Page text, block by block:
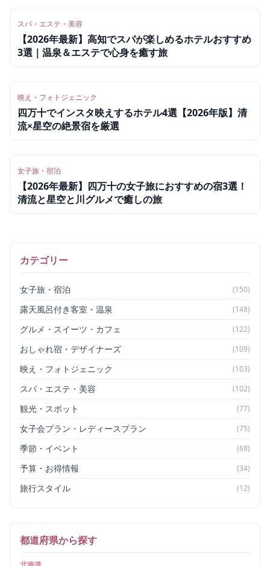
スパ・エステ・美容
【2026年最新】高知でスパが楽しめるホテルおすすめ
3選｜温泉＆エステで心身を癒す旅
映え・フォトジェニック
四万十でインスタ映えするホテル4選【2026年版】清
流×星空の絶景宿を厳選
女子旅・宿泊
【2026年最新】四万十の女子旅におすすめの宿3選！
清流と星空と川グルメで癒しの旅
カテゴリー
女子旅・宿泊 (150)
露天風呂付き客室・温泉 (148)
グルメ・スイーツ・カフェ (122)
おしゃれ宿・デザイナーズ (109)
映え・フォトジェニック (103)
スパ・エステ・美容 (102)
観光・スポット (77)
女子会プラン・レディースプラン (75)
季節・イベント (68)
予算・お得情報 (34)
旅行スタイル (12)
都道府県から探す